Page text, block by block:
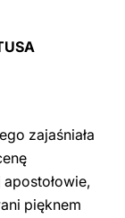
zajaśniała
pięknem